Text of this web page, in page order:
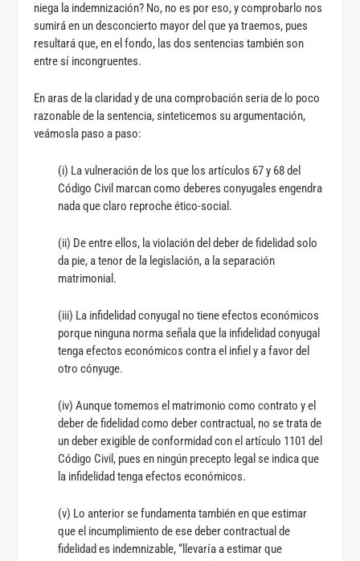
niega la indemnización? No, no es por eso, y comprobarlo nos
sumirá en un desconcierto mayor del que ya traemos, pues
resultará que, en el fondo, las dos sentencias también son
entre sí incongruentes.
En aras de la claridad y de una comprobación seria de lo poco
razonable de la sentencia, sinteticemos su argumentación,
veámosla paso a paso:
(i) La vulneración de los que los artículos 67 y 68 del
Código Civil marcan como deberes conyugales engendra
nada que claro reproche ético-social.
(ii) De entre ellos, la violación del deber de fidelidad solo
da pie, a tenor de la legislación, a la separación
matrimonial.
(iii) La infidelidad conyugal no tiene efectos económicos
porque ninguna norma señala que la infidelidad conyugal
tenga efectos económicos contra el infiel y a favor del
otro cónyuge.
(iv) Aunque tomemos el matrimonio como contrato y el
deber de fidelidad como deber contractual, no se trata de
un deber exigible de conformidad con el artículo 1101 del
Código Civil, pues en ningún precepto legal se indica que
la infidelidad tenga efectos económicos.
(v) Lo anterior se fundamenta también en que estimar
que el incumplimiento de ese deber contractual de
fidelidad es indemnizable, “llevaría a estimar que